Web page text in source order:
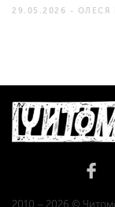
29.05.2026 - ОЛЕСЯ
2010 – 2026 ©